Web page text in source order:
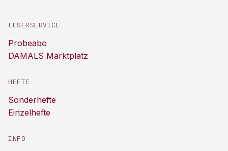
LESERSERVICE
Probeabo
DAMALS Marktplatz
HEFTE
Sonderhefte
Einzelhefte
INFO